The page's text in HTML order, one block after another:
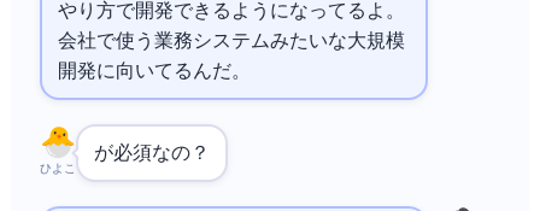
やり方で開発できるようになってるよ。
会社で使う業務システムみたいな大規模
開発に向いてるんだ。
ひよこ
が必須なの？